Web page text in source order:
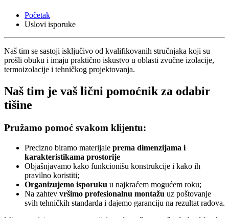
Početak
Uslovi isporuke
Naš tim se sastoji isključivo od kvalifikovanih stručnjaka koji su
prošli obuku i imaju praktično iskustvo u oblasti zvučne izolacije,
termoizolacije i tehničkog projektovanja.
Naš tim je vaš lični pomoćnik za odabir
tišine
Pružamo pomoć svakom klijentu:
Precizno biramo materijale prema dimenzijama i
karakteristikama prostorije
Objašnjavamo kako funkcionišu konstrukcije i kako ih
pravilno koristiti;
Organizujemo isporuku u najkraćem mogućem roku;
Na zahtev vršimo profesionalnu montažu uz poštovanje
svih tehničkih standarda i dajemo garanciju na rezultat radova.